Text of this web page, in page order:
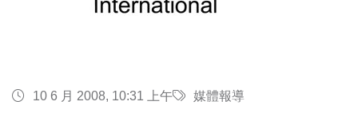
10 6 月 2008, 10:31 上午 媒體報導